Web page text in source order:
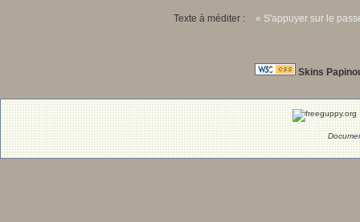
Texte à méditer : « S'appuyer sur le
Skins